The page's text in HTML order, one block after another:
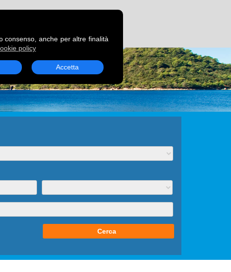
consenso, anche per altre finalità
policy
Accetta